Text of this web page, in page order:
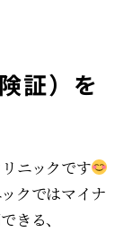
証）を
ニックです
クではマイナ
きる、